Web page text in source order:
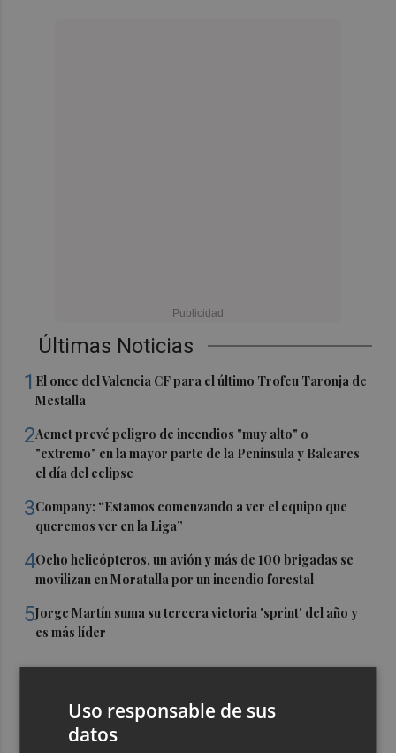
Últimas Noticias
1 El once del Valencia CF para el último Trofeu Taronja de
Mestalla
2Aemet prevé peligro de incendios "muy alto" o
"extremo" en la mayor parte de la Península y Baleares
el día del eclipse
3Company: “Estamos comenzando a ver el equipo que
queremos ver en la Liga”
4Ocho helicópteros, un avión y más de 100 brigadas se
movilizan en Moratalla por un incendio forestal
5Jorge Martín suma su tercera victoria 'sprint' del año y
es más líder
Uso responsable de sus
datos